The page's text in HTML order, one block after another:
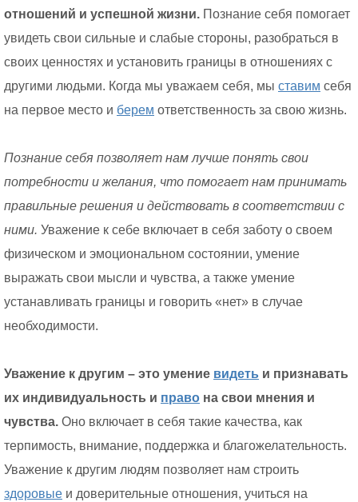
отношений и успешной жизни. Познание себя помогает
увидеть свои сильные и слабые стороны, разобраться в
своих ценностях и установить границы в отношениях с
другими людьми. Когда мы уважаем себя, мы ставим себя
на первое место и берем ответственность за свою жизнь.
Познание себя позволяет нам лучше понять свои
потребности и желания, что помогает нам принимать
правильные решения и действовать в соответствии с
ними. Уважение к себе включает в себя заботу о своем
физическом и эмоциональном состоянии, умение
выражать свои мысли и чувства, а также умение
устанавливать границы и говорить «нет» в случае
необходимости.
Уважение к другим – это умение видеть и признавать
их индивидуальность и право на свои мнения и
чувства. Оно включает в себя такие качества, как
терпимость, внимание, поддержка и благожелательность.
Уважение к другим людям позволяет нам строить
здоровые и доверительные отношения, учиться на